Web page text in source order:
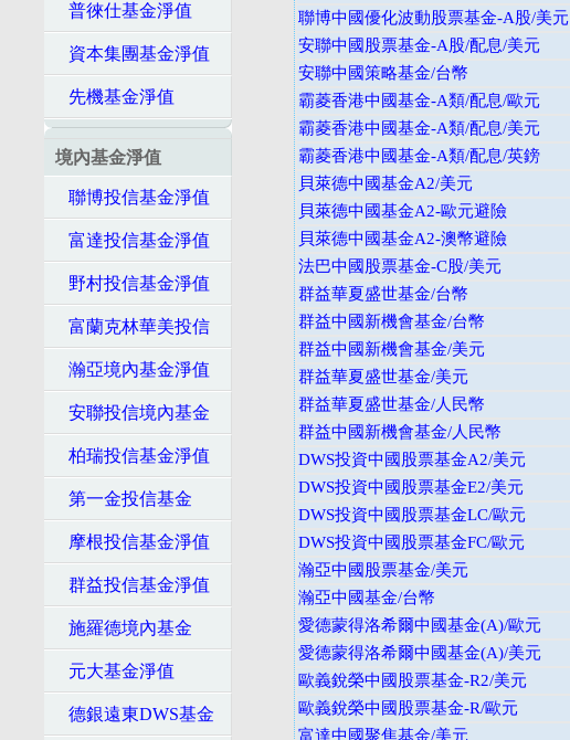
普徠仕基金淨值
資本集團基金淨值
先機基金淨值
境內基金淨值
聯博投信基金淨值
富達投信基金淨值
野村投信基金淨值
富蘭克林華美投信
瀚亞境內基金淨值
安聯投信境內基金
柏瑞投信基金淨值
第一金投信基金
摩根投信基金淨值
群益投信基金淨值
施羅德境內基金
元大基金淨值
德銀遠東DWS基金
聯博中國優化波動股票基金-A股/美元
安聯中國股票基金-A股/配息/美元
安聯中國策略基金/台幣
霸菱香港中國基金-A類/配息/歐元
霸菱香港中國基金-A類/配息/美元
霸菱香港中國基金-A類/配息/英鎊
貝萊德中國基金A2/美元
貝萊德中國基金A2-歐元避險
貝萊德中國基金A2-澳幣避險
法巴中國股票基金-C股/美元
群益華夏盛世基金/台幣
群益中國新機會基金/台幣
群益中國新機會基金/美元
群益華夏盛世基金/美元
群益華夏盛世基金/人民幣
群益中國新機會基金/人民幣
DWS投資中國股票基金A2/美元
DWS投資中國股票基金E2/美元
DWS投資中國股票基金LC/歐元
DWS投資中國股票基金FC/歐元
瀚亞中國股票基金/美元
瀚亞中國基金/台幣
愛德蒙得洛希爾中國基金(A)/歐元
愛德蒙得洛希爾中國基金(A)/美元
歐義銳榮中國股票基金-R2/美元
歐義銳榮中國股票基金-R/歐元
富達中國聚焦基金/美元